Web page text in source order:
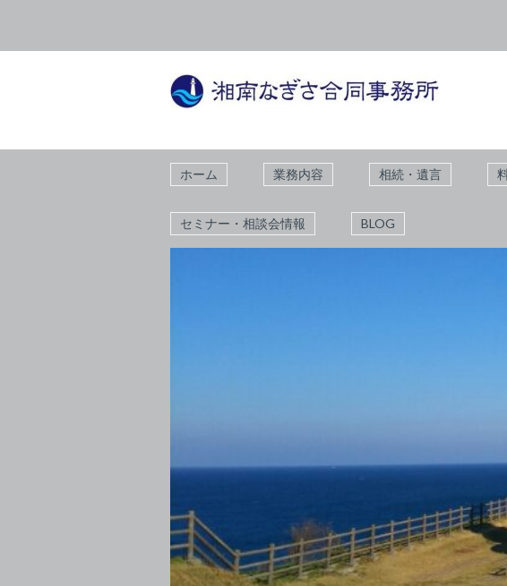
ホーム 業務内容 相続・遺言
セミナー・相談会情報 BLOG